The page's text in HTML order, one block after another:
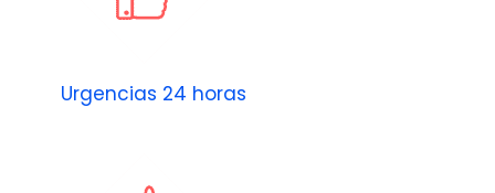
Urgencias 24 horas